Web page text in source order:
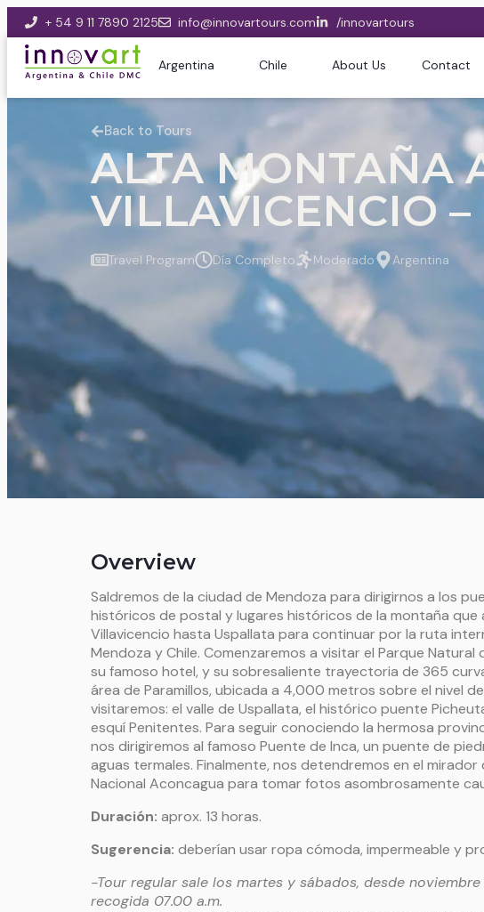
+ 54 9 11 7890 2125 info@innovartours.com /innovartours
Argentina Chile About Us Contact
Back to Tours
ALTA MONTAÑA
VILLAVICENCIO
Travel Program Día Completo Moderado Argentina
Overview
Saldremos de la ciudad de Mendoza para dirigirnos a los
históricos de postal y lugares históricos de la montaña que
Villavicencio hasta Uspallata para continuar por la ruta
Mendoza y Chile. Comenzaremos a visitar el Parque Natural
su famoso hotel, y su sobresaliente trayectoria de 365
área de Paramillos, ubicada a 4,000 metros sobre el nivel
visitaremos: el valle de Uspallata, el histórico puente
esquí Penitentes. Para seguir conociendo la hermosa
nos dirigiremos al famoso Puente de Inca, un puente de
aguas termales. Finalmente, nos detendremos en el mirador
Nacional Aconcagua para tomar fotos asombrosamente
Duración: aprox. 13 horas.
Sugerencia: deberían usar ropa cómoda, impermeable y
-Tour regular sale los martes y sábados, desde
recogida 07.00 a.m.